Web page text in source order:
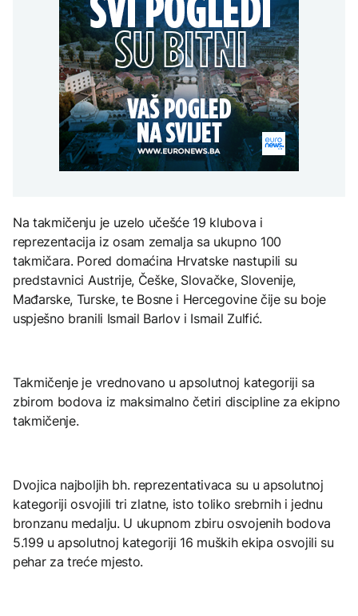
aktivan, gust dim
otežava gašenje iz zraka
AKTUELNO
Požar kod Konjica i dalje
aktivan, gust dim
otežava gašenje iz zraka
Grčka dronovima
kontrolisala više od 300
plaža zbog nelegalnog
zauzimanja obale
Španija postavila
ultimatum Italiji da ukine
granične kontrole
FOKUS
Amerikanci
upozoravaju: Putin bi
mogao testirati NATO
ograničenim napadom,
djece moraju platiti 942
miliona dolara
KULTURA
Rat i pijesak prijete
drevnim piramidama
Meroe u Sudanu
Rihanna radi na novom
albumu
Na takmičenju je uzelo učešće 19 klubova i
reprezentacija iz osam zemalja sa ukupno 100
takmičara. Pored domaćina Hrvatske nastupili su
predstavnici Austrije, Češke, Slovačke, Slovenije,
Mađarske, Turske, te Bosne i Hercegovine čije su boje
uspješno branili Ismail Barlov i Ismail Zulfić.
Takmičenje je vrednovano u apsolutnoj kategoriji sa
zbirom bodova iz maksimalno četiri discipline za ekipno
takmičenje.
Dvojica najboljih bh. reprezentativaca su u apsolutnoj
kategoriji osvojili tri zlatne, isto toliko srebrnih i jednu
bronzanu medalju. U ukupnom zbiru osvojenih bodova
5.199 u apsolutnoj kategoriji 16 muških ekipa osvojili su
pehar za treće mjesto.